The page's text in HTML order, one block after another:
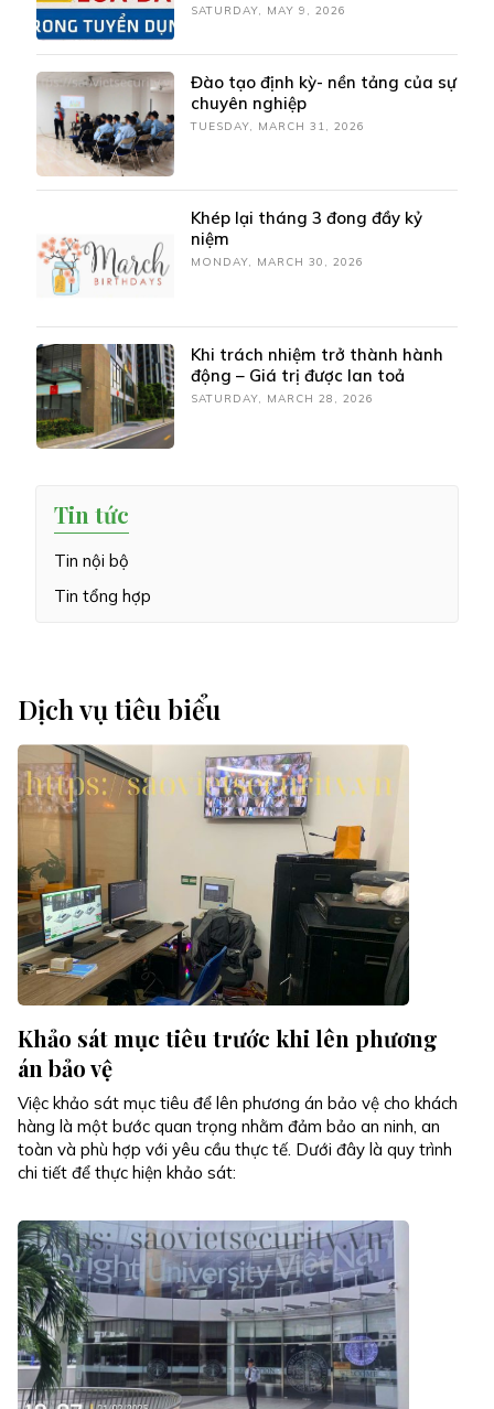
SATURDAY, MAY 9, 2026
Đào tạo định kỳ- nền tảng của sự
chuyên nghiệp
TUESDAY, MARCH 31, 2026
Khép lại tháng 3 đong đầy kỷ
niệm
MONDAY, MARCH 30, 2026
Khi trách nhiệm trở thành hành
động – Giá trị được lan toả
SATURDAY, MARCH 28, 2026
Tin tức
Tin nội bộ
Tin tổng hợp
Dịch vụ tiêu biểu
Khảo sát mục tiêu trước khi lên phương
án bảo vệ
Việc khảo sát mục tiêu để lên phương án bảo vệ cho khách
hàng là một bước quan trọng nhằm đảm bảo an ninh, an
toàn và phù hợp với yêu cầu thực tế. Dưới đây là quy trình
chi tiết để thực hiện khảo sát: